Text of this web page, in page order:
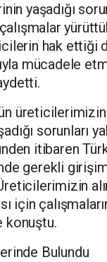
yaşadığı
hak ettiği
mücadele
sorunları
itibaren
gerekli
için
konuştu.
Bulundu